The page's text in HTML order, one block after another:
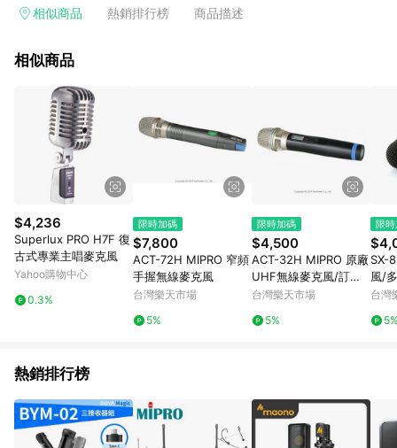
Smart mobile、神腦生活、JS巨盛、樂天KOBO電子書，請詳閱
台灣樂天市場，並在同一瀏覽器於24小時內結帳，才享有 LINE
市場 45 天內完成訂單出貨及結帳，則不符合贈點資格。 (4) 如
使用APP、或中途瀏覽比價網、回饋網、Google等其他網頁、或
由網頁版(電腦版/手機版網頁)切換為App都將會造成追蹤中斷而
無法進行 LINE POINTS 回饋。 (5) LINE 購物為購物資訊整合性
平台，商品資料更新會有時間差，如顯示之商品規格、顏色、價
位、贈品與台灣樂天市場銷售網頁不符，以銷售網頁標示為準。
(6) 導購訂單已逾 365 天，根據台灣樂天回饋規定，逾期訂單將
不符合回饋資格。 (7) 若上述或其他原因，致使消費者無接收到
點數回饋或點數回饋有爭議，台灣樂天市場保有更改條款與法律
追訴之權利，活動詳情以樂天市場網站公告為準。
相似商品 熱銷排行榜 商品描述
相似商品
$4,236
Superlux PRO H7F 復
古式專業主唱麥克風
Yahoo購物中心
0.3%
限時加碼
$7,800
ACT-72H MIPRO 窄頻
手握無線麥克風
台灣樂天市場
5%
限時加碼
$4,500
ACT-32H MIPRO 原廠
UHF無線麥克風/訂製
品下標後請提供頻率相
台灣樂天市場
5%
限
SX-
風/
頭
台灣
熱銷排行榜